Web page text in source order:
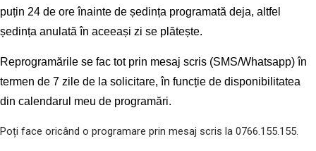
puțin 24 de ore înainte de ședința programată deja, altfel
ședința anulată în aceeași zi se plătește.
Reprogramările se fac tot prin mesaj scris (SMS/Whatsapp) în
termen de 7 zile de la solicitare, în funcție de disponibilitatea
din calendarul meu de programări.
Poți face oricând o programare prin mesaj scris la 0766.155.155.